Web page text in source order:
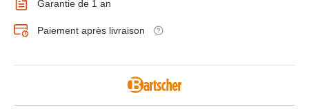
Garantie de 1 an
Paiement après livraison